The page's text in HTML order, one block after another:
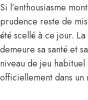
Si l’enthousiasme
prudence reste de
été scellé à ce jour.
demeure sa santé et
niveau de jeu habituel
officiellement dans un